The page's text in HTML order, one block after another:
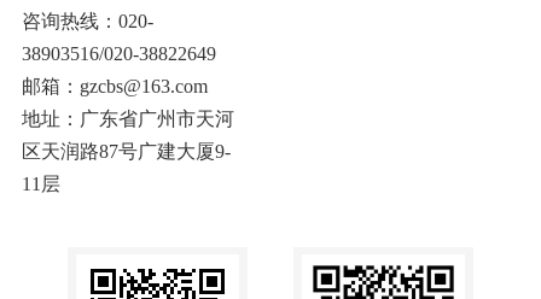
咨询热线：020-
38903516/020-38822649
邮箱：gzcbs@163.com
地址：广东省广州市天河
区天润路87号广建大厦9-
11层